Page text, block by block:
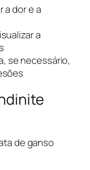
a dor e a
a
se necessário,
de ganso